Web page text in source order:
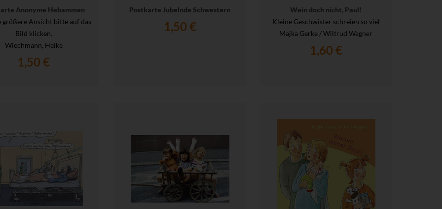
Anonyme Hebammen
größere Ansicht bitte auf das
Bild klicken.
Wiechmann, Heike
1,50 €
Postkarte Jubelnde Schwestern
1,50 €
Wein doch nicht, Paul!
Kleine Geschwister schreien so viel
Majka Gerke / Wiltrud Wagner
1,60 €